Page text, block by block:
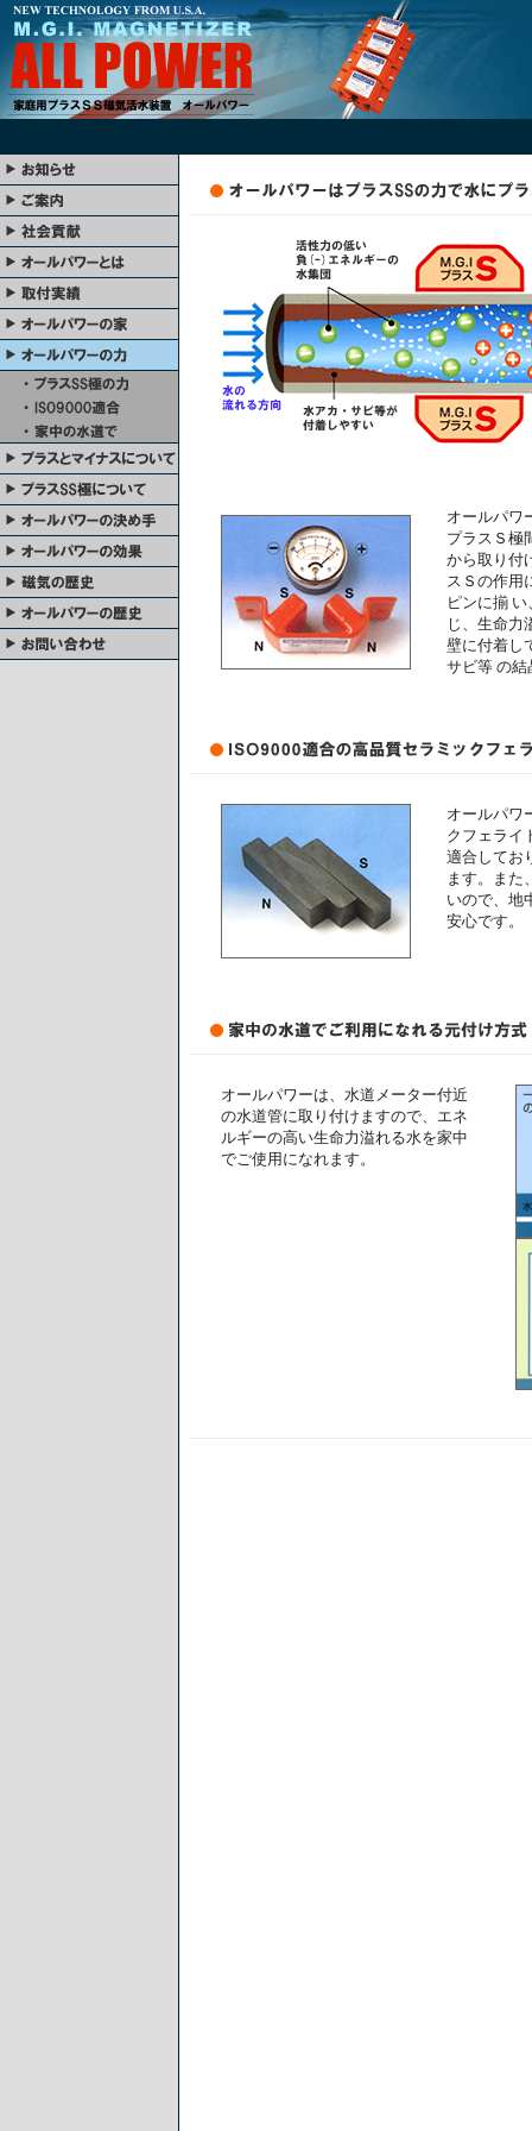
オールパワ
プラスＳ極
から取り付
スＳの作用
ピンに揃
じ、生命力
壁に付着し
サビ等 の
オールパワ
クフェライ
適合してお
ます。また
いので、地
安心です。
オールパワーは、水道メーター付近
の水道管に取り付けますので、エネ
ルギーの高い生命力溢れる水を家中
でご使用になれます。